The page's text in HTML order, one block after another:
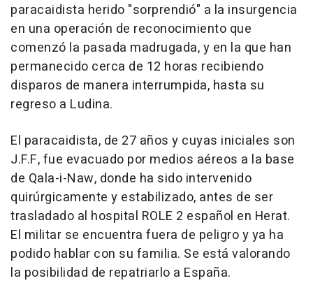
paracaidista herido "sorprendió" a la insurgencia
en una operación de reconocimiento que
comenzó la pasada madrugada, y en la que han
permanecido cerca de 12 horas recibiendo
disparos de manera interrumpida, hasta su
regreso a Ludina.
El paracaidista, de 27 años y cuyas iniciales son
J.F.F, fue evacuado por medios aéreos a la base
de Qala-i-Naw, donde ha sido intervenido
quirúrgicamente y estabilizado, antes de ser
trasladado al hospital ROLE 2 español en Herat.
El militar se encuentra fuera de peligro y ya ha
podido hablar con su familia. Se está valorando
la posibilidad de repatriarlo a España.